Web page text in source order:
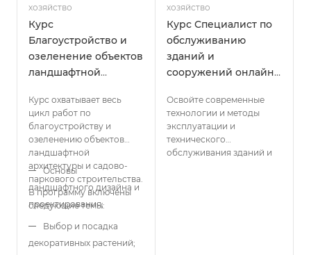
хозяйство
Курс
Благоустройство и
озеленение объектов
ландшафтной
садово-паркового
строительства
онлайн с выдачей
диплома
Курс охватывает весь
цикл работ по
благоустройству и
озеленению объектов
ландшафтной
архитектуры и садово-
паркового строительства.
В программу включены
следующие темы:
Основы
ландшафтного дизайна и
проектирования;
Выбор и посадка
декоративных растений;
хозяйство
Курс Специалист по
обслуживанию
зданий и
сооружений онлайн
Освойте современные
технологии и методы
эксплуатации и
технического
обслуживания зданий и